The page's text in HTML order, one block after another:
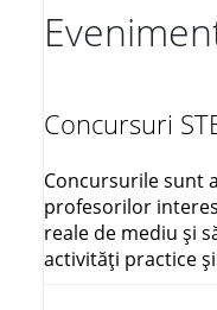
Concursuri
Concursurile sunt
profesorilor
reale de mediu și
activități practice